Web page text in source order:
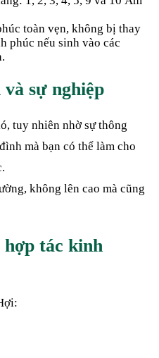
toàn vẹn, không bị thay
phúc nếu sinh vào các
và sự nghiệp
tuy nhiên nhờ sự thông
mà bạn có thể làm cho
không lên cao mà cũng
hợp tác kinh